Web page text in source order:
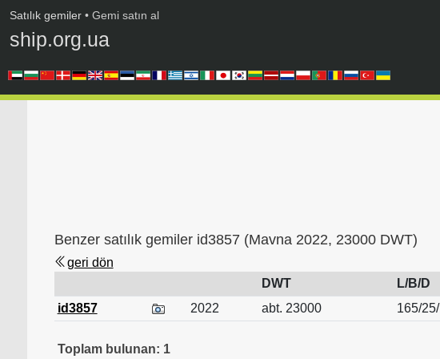
Satılık gemiler • Gemi satın al
ship.org.ua
Benzer satılık gemiler id3857 (Mavna 2022, 23000 DWT)
geri dön
DWT
L/B/D
id3857
2022 abt. 23000 165/25/
Toplam bulunan: 1